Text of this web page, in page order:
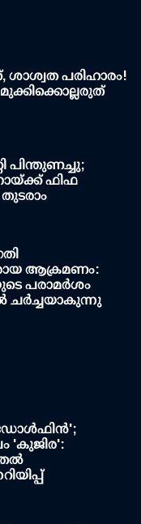
പരിഹാരം!
പിന്തുണച്ചു;
ഫിഫ
ആക്രമണം:
പരാമർശം
ചർച്ചയാകുന്നു
'കുജിര':